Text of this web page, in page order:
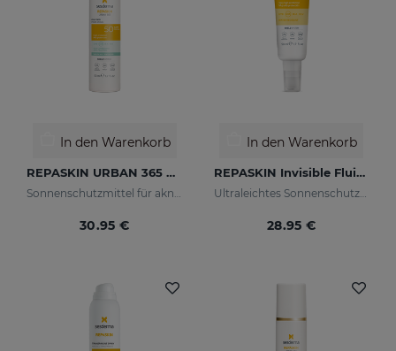
In den Warenkorb
REPASKIN URBAN 365 Oily Skin LSF50
Sonnenschutzmittel für akneanfällige Haut
30.95 €
In den Warenkorb
REPASKIN Invisible Fluid LSF50+
Ultraleichtes Sonnenschutzmittel für das Gesicht
28.95 €